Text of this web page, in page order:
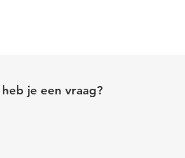
je een vraag?